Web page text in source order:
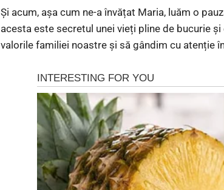
Și acum, așa cum ne-a învățat Maria, luăm o
acesta este secretul unei vieți pline de bucurie
valorile familiei noastre și să gândim cu atenție